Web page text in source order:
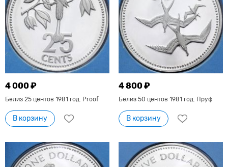
4 000 ₽
Белиз 25 центов 1981 год. Proof
В корзину
4 800 ₽
Белиз 50 центов 1981 год. Пруф
В корзину